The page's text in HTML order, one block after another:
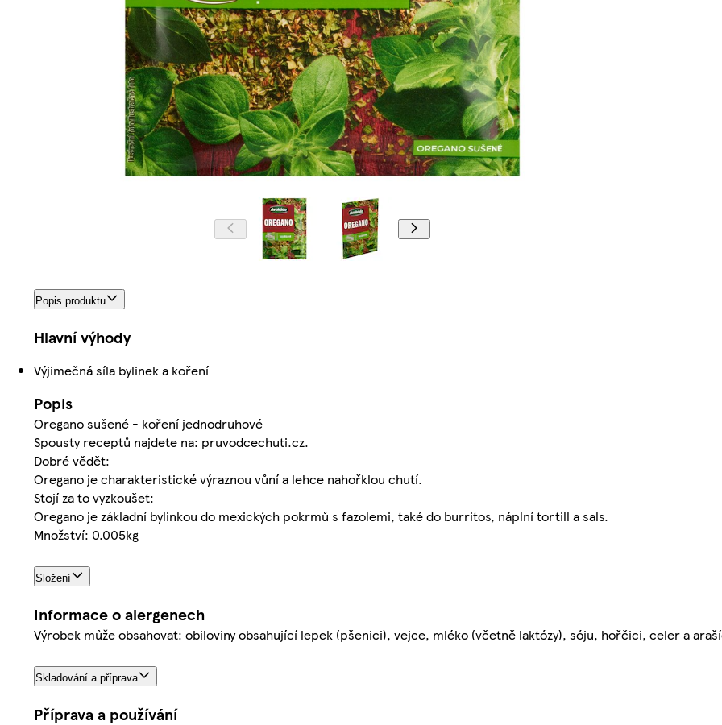
Popis produktu
Hlavní výhody
Výjimečná síla bylinek a koření
Popis
Oregano sušené - koření jednodruhové
Spousty receptů najdete na: pruvodcechuti.cz.
Dobré vědět:
Oregano je charakteristické výraznou vůní a lehce nahořklou chutí.
Stojí za to vyzkoušet:
Oregano je základní bylinkou do mexických pokrmů s fazolemi, také do burritos, náplní tortill a sals.
Množství: 0.005kg
Složení
Informace o alergenech
Výrobek může obsahovat: obiloviny obsahující lepek (pšenici), vejce, mléko (včetně laktózy), sóju, hořčici, celer a
Skladování a příprava
Příprava a používání